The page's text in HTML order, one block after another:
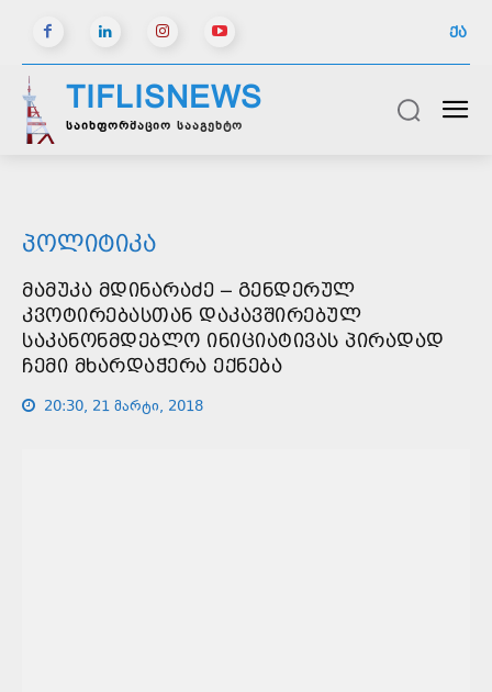
ᲥᲐ
TIFLISNEWS
საინფორმაციო სააგენტო
ᲞᲝᲚᲘᲢᲘᲙᲐ
ᲛᲐᲛᲣᲙᲐ ᲛᲓᲘᲜᲐᲠᲐᲫᲔ – ᲒᲔᲜᲓᲔᲠᲣᲚ
ᲙᲕᲝᲢᲘᲠᲔᲑᲐᲡᲗᲐᲜ ᲓᲐᲙᲐᲕᲨᲘᲠᲔᲑᲣᲚ
ᲡᲐᲙᲐᲜᲝᲜᲛᲓᲔᲑᲚᲝ ᲘᲜᲘᲪᲘᲐᲢᲘᲕᲐᲡ ᲞᲘᲠᲐᲓᲐᲓ
ᲩᲔᲛᲘ ᲛᲮᲐᲠᲓᲐᲭᲔᲠᲐ ᲔᲥᲜᲔᲑᲐ
20:30, 21 მარტი, 2018